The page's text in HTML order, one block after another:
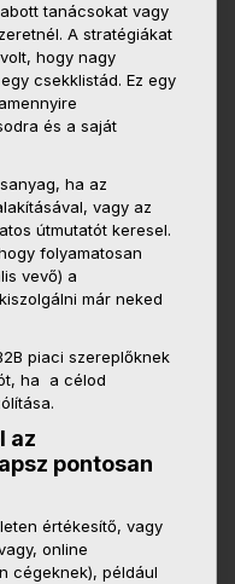
tanácsokat vagy
A stratégiákat
hogy nagy
csekklistád. Ez egy
és a saját
ha az
vagy az
útmutatót keresel.
folyamatosan
vevő) a
már neked
piaci szereplőknek
ha a célod
az
pontosan
értékesítő, vagy
online
cégeknek), például